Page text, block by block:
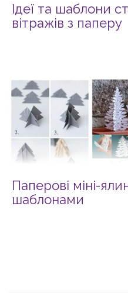
Ідеї та шаблони
вітражів з паперу
Паперові міні-
шаблонами